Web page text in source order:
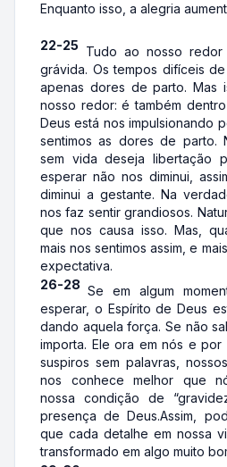
Enquanto isso, a alegria
22-25 Tudo ao nosso redor
grávida. Os tempos difíceis
apenas dores de parto. Mas
nosso redor: é também
Deus está nos impulsionando
sentimos as dores de parto.
sem vida deseja libertação
esperar não nos diminui,
diminui a gestante. Na
nos faz sentir grandiosos.
que nos causa isso. Mas,
mais nos sentimos assim, e
expectativa.
26-28 Se em algum
esperar, o Espírito de Deus
dando aquela força. Se não
importa. Ele ora em nós e por
suspiros sem palavras,
nos conhece melhor que
nossa condição de
presença de Deus.Assim,
que cada detalhe em nossa
transformado em algo muito